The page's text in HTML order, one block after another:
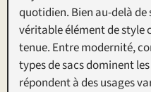
quotidien. Bien au-delà
véritable élément de style
tenue. Entre modernité,
types de sacs dominent
répondent à des usages